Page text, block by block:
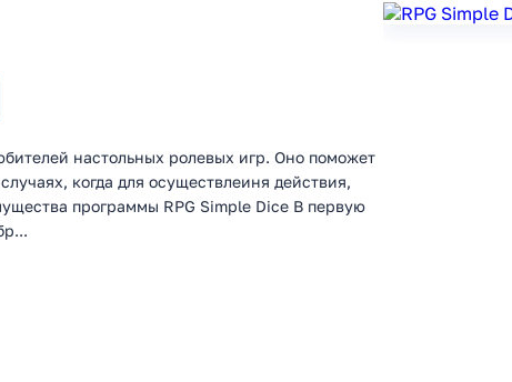
настольных ролевых игр. Оно поможет
когда для осуществлеиня действия,
программы RPG Simple Dice В первую